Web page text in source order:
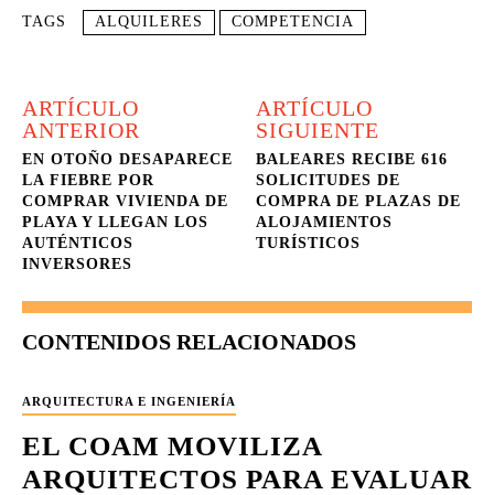
TAGS ALQUILERES COMPETENCIA
ARTÍCULO
ANTERIOR
EN OTOÑO DESAPARECE
LA FIEBRE POR
COMPRAR VIVIENDA DE
PLAYA Y LLEGAN LOS
AUTÉNTICOS
INVERSORES
ARTÍCULO
SIGUIENTE
BALEARES RECIBE 616
SOLICITUDES DE
COMPRA DE PLAZAS DE
ALOJAMIENTOS
TURÍSTICOS
CONTENIDOS RELACIONADOS
ARQUITECTURA E INGENIERÍA
EL COAM MOVILIZA
ARQUITECTOS PARA EVALUAR